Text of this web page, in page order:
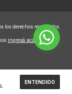
ENTENDIDO
derechos reservados.
ingresá acá.